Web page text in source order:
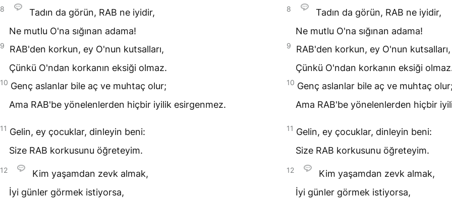
8 Tadın da görün, RAB ne iyidir,
Ne mutlu O'na sığınan adama!
9 RAB'den korkun, ey O'nun kutsalları,
Çünkü O'ndan korkanın eksiği olmaz.
10 Genç aslanlar bile aç ve muhtaç olur;
Ama RAB'be yönelenlerden hiçbir iyilik esirgenmez.
11 Gelin, ey çocuklar, dinleyin beni:
Size RAB korkusunu öğreteyim.
12
Kim yaşamdan zevk almak,
İyi günler görmek istiyorsa,
8 Tadın da görün, RAB ne iyidir,
Ne mutlu O'na sığınan adama!
9 RAB'den korkun, ey O'nun kutsalları,
Çünkü O'ndan korkanın eksiği
10 Genç aslanlar bile aç ve muhtaç olur;
Ama RAB'be yönelenlerden hiçbir
11 Gelin, ey çocuklar, dinleyin beni:
Size RAB korkusunu öğreteyim.
12
Kim yaşamdan zevk almak,
İyi günler görmek istiyorsa,